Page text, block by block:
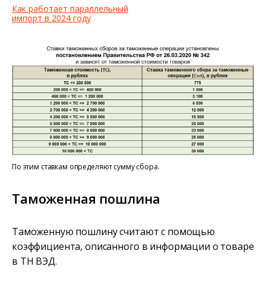
Как работает параллельный
импорт в 2024 году
По этим ставкам определяют сумму сбора.
Таможенная пошлина
Таможенную пошлину считают с помощью
коэффициента, описанного в информации о товаре
в ТН ВЭД.